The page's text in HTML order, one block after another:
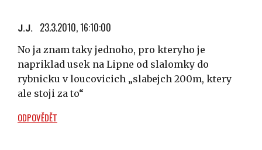
J.J. 23.3.2010, 16:10:00
No ja znam taky jednoho, pro kteryho je
napriklad usek na Lipne od slalomky do
rybnicku v loucovicich „slabejch 200m, ktery
ale stoji za to“
ODPOVĚDĚT